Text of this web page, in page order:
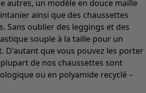
autres, un modèle en douce maille
ainsi que des chaussettes
Sans oublier des leggings et des
souple à la taille pour un
D'autant que vous pouvez les porter
de nos chaussettes sont
ou en polyamide recyclé –